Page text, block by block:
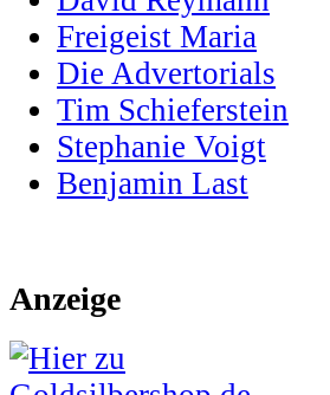
Freigeist Maria
Die Advertorials
Tim Schieferstein
Stephanie Voigt
Benjamin Last
Anzeige